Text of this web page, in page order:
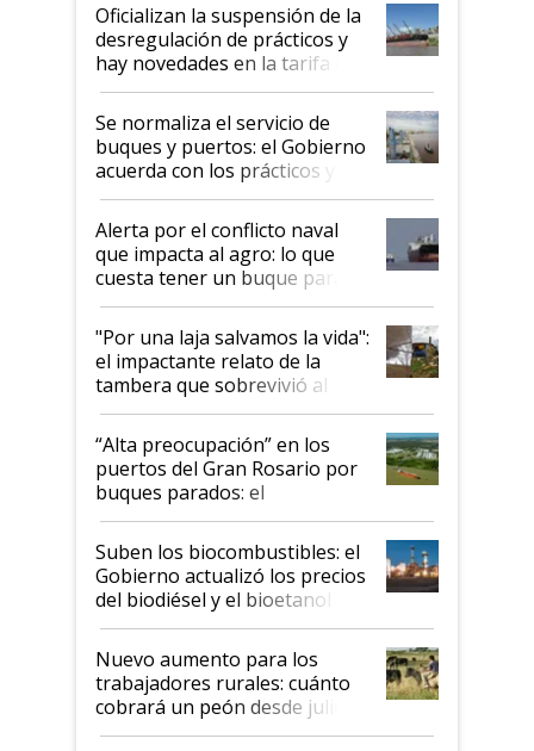
Oficializan la suspensión de la
desregulación de prácticos y
hay novedades en la tarifa de
la hidrovía
Se normaliza el servicio de
buques y puertos: el Gobierno
acuerda con los prácticos y
suspende el decreto de
desregulación
Alerta por el conflicto naval
que impacta al agro: lo que
cuesta tener un buque parado
y el peligro de que Argentina
pase a ser "país sucio"
"Por una laja salvamos la vida":
el impactante relato de la
tambera que sobrevivió al
tornado
“Alta preocupación” en los
puertos del Gran Rosario por
buques parados: el
funcionamiento de las
exportadoras en tensión tras
la medida de fuerza de los
prácticos
Suben los biocombustibles: el
Gobierno actualizó los precios
del biodiésel y el bioetanol
Nuevo aumento para los
trabajadores rurales: cuánto
cobrará un peón desde julio